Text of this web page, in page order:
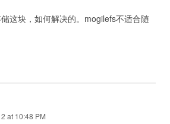
这块，如何解决的。mogilefs不适合随
at 10:48 PM